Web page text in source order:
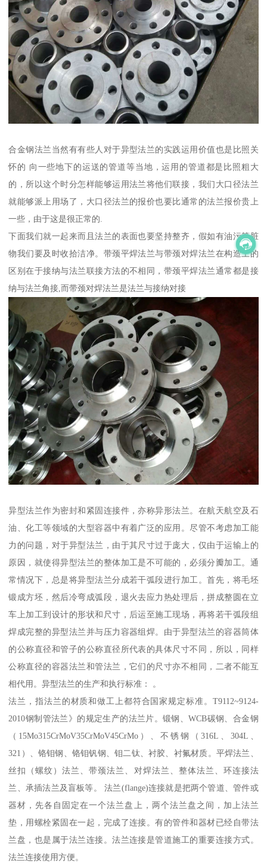
合金钢法兰当然有有些人对于异型法兰的实践运用价值也是比照关
怀的 向一些地下的运送的管道等当地，运用的管道都是比照粗大
的，所以这个时分怎样能够运用法兰将他们联接，我们大口径法兰
就能够派上用场了，大口径法兰的报价也要比通常的法兰报价贵上
一些，由于这是很正常的.
下面我们就一起来而且法兰的表面也要坚持整齐，假如有油污等脏
物我们要及时收拾洁净。带颈平焊法兰与带颈对焊法兰在构造上的
区别在于接纳与法兰联接方法的不相同，带颈平焊法兰通常都是接
纳与法兰角接,而带颈对焊法兰是法兰与接纳对接
异型法兰作为密封和紧固连接件，亦称异形法兰。在航天航空及石
油、化工等领域的大型容器中有着广泛的应用。尽管不考虑加工能
力的问题，对于异型法兰，由于其尺寸过于庞大，仅由于运输上的
原因，就使得异型法兰的整体加工是不可能的，必须分瓣加工。通
常情况下，总是将异型法兰分成若干弧段进行加工。首先，将毛坯
锻成方坯，然后冷弯成弧段，退火去应力热处理后，拼成整圆在立
车上加工到设计的形状和尺寸，后运至施工现场，再将若干弧段组
焊成完整的异型法兰并与压力容器组焊。由于异型法兰的容器筒体
的公称直径和管子的公称直径所代表的具体尺寸不同，所以，同样
公称直径的容器法兰和管法兰，它们的尺寸亦不相同，二者不能互
相代用。异型法兰的生产和执行标准： 。
法兰，指法兰的材质和做工上都符合国家规定标准。T9112~9124-
2010钢制管法兰》的规定生产的法兰片。锻钢、WCB碳钢、合金钢
（15Mo315CrMoV35CrMoV45CrMo）、不锈钢（316L、304L、
321）、铬钼钢、铬钼钒钢、钼二钛、衬胶、衬氟材质。平焊法兰、
丝扣（螺纹）法兰、带颈法兰、对焊法兰、整体法兰、环连接法
兰、承插法兰及盲板等。 法兰(flange)连接就是把两个管道、管件或
器材，先各自固定在一个法兰盘上，两个法兰盘之间，加上法兰
垫，用螺栓紧固在一起，完成了连接。有的管件和器材已经自带法
兰盘，也是属于法兰连接。法兰连接是管道施工的重要连接方式。
法兰连接使用方便。